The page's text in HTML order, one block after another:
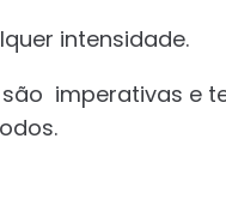
intensidade.
imperativas e